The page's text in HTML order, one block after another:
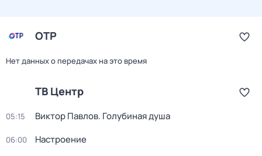
ОТР
Нет данных о передачах на это время
ТВ Центр
05:15 Виктор Павлов. Голубиная душа
06:00 Настроение